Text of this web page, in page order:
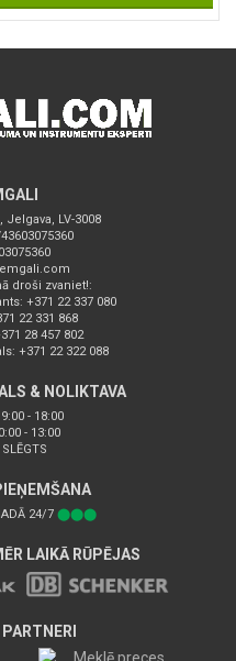
LV-3008
droši zvaniet!:
+371 22 337 080
22 331 868
28 457 802
+371 22 322 088
& NOLIKTAVA
- 18:00
- 13:00
24/7 ⬤⬤⬤
LAIKĀ RŪPĒJAS